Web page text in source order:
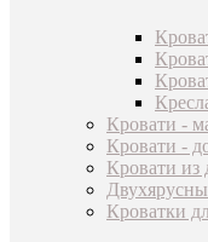
Кровати -
Кровати -
Кровати из
Кроватки